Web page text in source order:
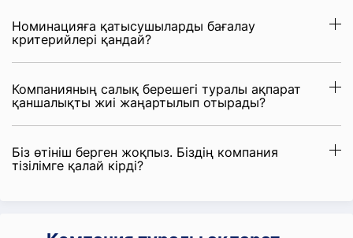
Номинацияға қатысушыларды бағалау
критерийлері қандай?
Компанияның салық берешегі туралы ақпарат
қаншалықты жиі жаңартылып отырады?
Біз өтініш берген жоқпыз. Біздің компания
тізілімге қалай кірді?